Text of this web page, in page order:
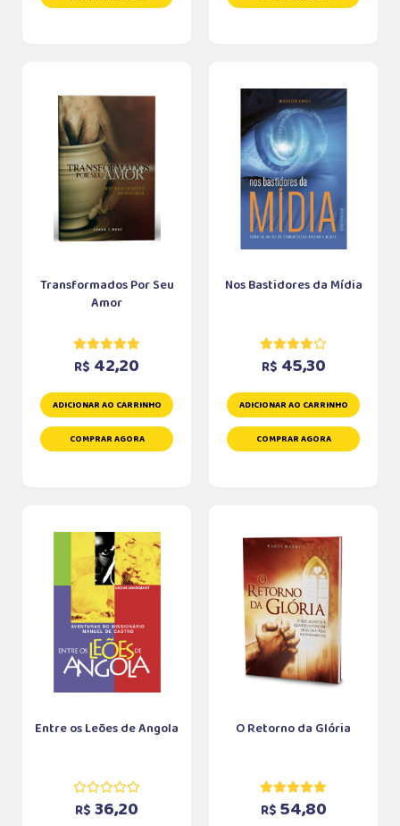
Transformados Por Seu
Amor
R$ 42,20
ADICIONAR AO CARRINHO
COMPRAR AGORA
Nos Bastidores da Mídia
R$ 45,30
ADICIONAR AO CARRINHO
COMPRAR AGORA
Entre os Leões de Angola
R$ 36,20
O Retorno da Glória
R$ 54,80